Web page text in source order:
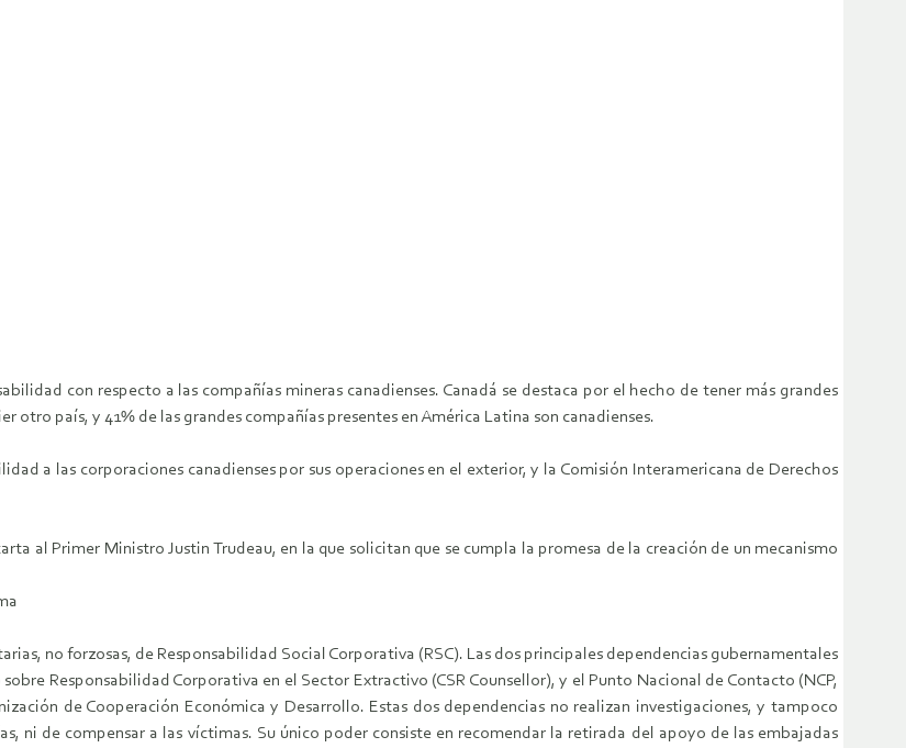
con respecto a las compañías mineras canadienses. Canadá se destaca por el hecho de tener más grandes
país, y 41% de las grandes compañías presentes en América Latina son canadienses.
a las corporaciones canadienses por sus operaciones en el exterior, y la Comisión Interamericana de Derechos
al Primer Ministro Justin Trudeau, en la que solicitan que se cumpla la promesa de la creación de un mecanismo
no forzosas, de Responsabilidad Social Corporativa (RSC). Las dos principales dependencias gubernamentales
Responsabilidad Corporativa en el Sector Extractivo (CSR Counsellor), y el Punto Nacional de Contacto (NCP,
de Cooperación Económica y Desarrollo. Estas dos dependencias no realizan investigaciones, y tampoco
ni de compensar a las víctimas. Su único poder consiste en recomendar la retirada del apoyo de las embajadas